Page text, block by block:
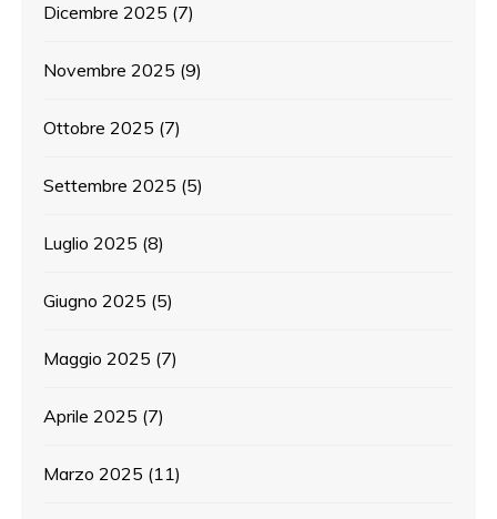
Dicembre 2025 (7)
Novembre 2025 (9)
Ottobre 2025 (7)
Settembre 2025 (5)
Luglio 2025 (8)
Giugno 2025 (5)
Maggio 2025 (7)
Aprile 2025 (7)
Marzo 2025 (11)